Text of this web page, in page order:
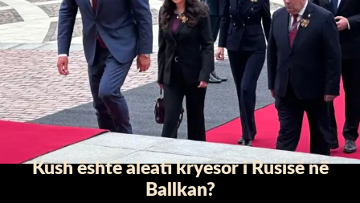
Kush është aleati kryesor i Rusisë në
Ballkan?